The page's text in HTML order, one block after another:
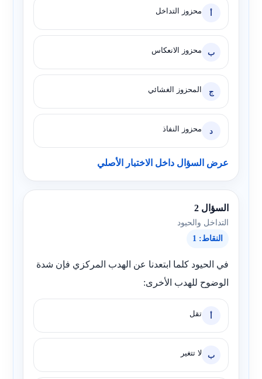
أ محزوز التداخل
ب محزوز الانعكاس
ج المحزوز الغشائي
د محزوز النفاذ
عرض السؤال داخل الاختبار الأصلي
السؤال 2
التداخل والحيود
النقاط: 1
في الحيود كلما ابتعدنا عن الهدب المركزي فإن شدة
الوضوح للهدب الأخرى:
أ تقل
ب لا تتغير